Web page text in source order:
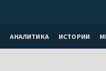
АНАЛИТИКА ИСТОРИИ